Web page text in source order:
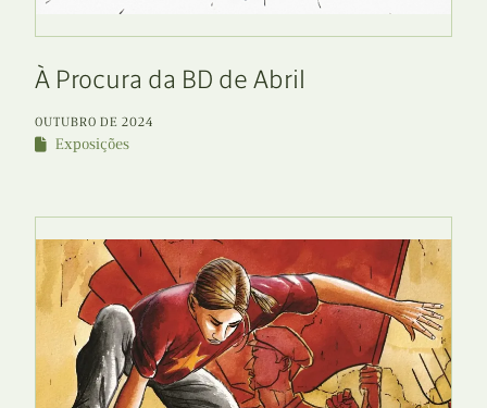
À Procura da BD de Abril
OUTUBRO DE 2024
Exposições